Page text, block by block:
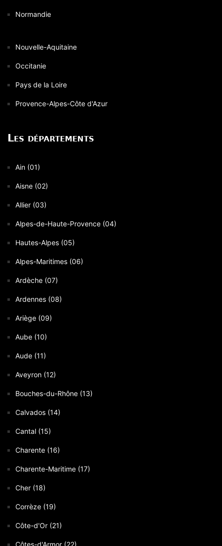
Normandie
Nouvelle-Aquitaine
Occitanie
Pays de la Loire
Provence-Alpes-Côte d'Azur
Les départements
Ain (01)
Aisne (02)
Allier (03)
Alpes-de-Haute-Provence (04)
Hautes-Alpes (05)
Alpes-Maritimes (06)
Ardèche (07)
Ardennes (08)
Ariège (09)
Aube (10)
Aude (11)
Aveyron (12)
Bouches-du-Rhône (13)
Calvados (14)
Cantal (15)
Charente (16)
Charente-Maritime (17)
Cher (18)
Corrèze (19)
Côte-d'Or (21)
Côtes-d'Armor (22)